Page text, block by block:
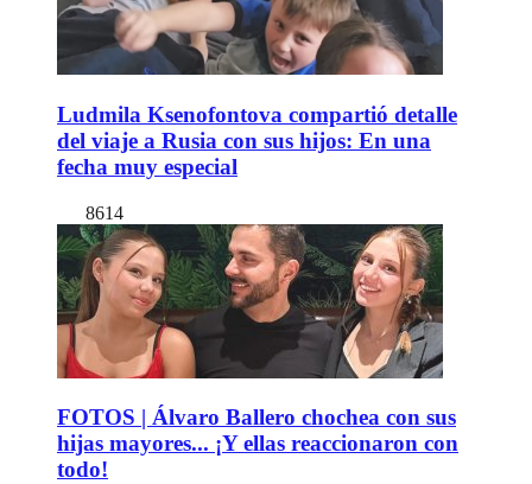
Ludmila Ksenofontova compartió detalle
del viaje a Rusia con sus hijos: En una
fecha muy especial
8614
FOTOS | Álvaro Ballero chochea con sus
hijas mayores... ¡Y ellas reaccionaron con
todo!